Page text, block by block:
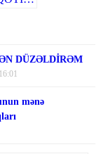
DÜZƏLDİRƏM
mənə